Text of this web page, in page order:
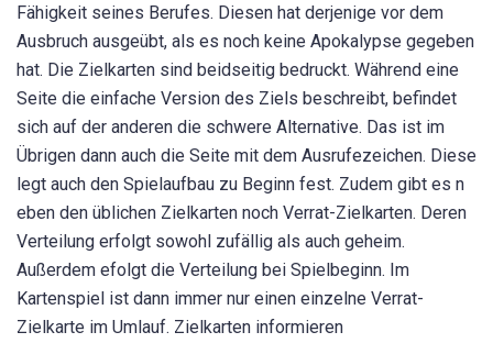
Fähigkeit seines Berufes. Diesen hat derjenige vor dem
Ausbruch ausgeübt, als es noch keine Apokalypse gegeben
hat. Die Zielkarten sind beidseitig bedruckt. Während eine
Seite die einfache Version des Ziels beschreibt, befindet
sich auf der anderen die schwere Alternative. Das ist im
Übrigen dann auch die Seite mit dem Ausrufezeichen. Diese
legt auch den Spielaufbau zu Beginn fest. Zudem gibt es n
eben den üblichen Zielkarten noch Verrat-Zielkarten. Deren
Verteilung erfolgt sowohl zufällig als auch geheim.
Außerdem efolgt die Verteilung bei Spielbeginn. Im
Kartenspiel ist dann immer nur einen einzelne Verrat-
Zielkarte im Umlauf. Zielkarten informieren